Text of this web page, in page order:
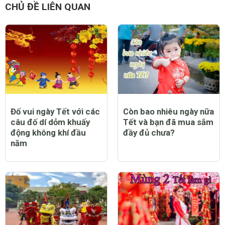
CHỦ ĐỀ LIÊN QUAN
Đố vui ngày Tết với các
câu đố dí dỏm khuấy
động không khí đầu
năm
Còn bao nhiêu ngày nữa
Tết và bạn đã mua sắm
đầy đủ chưa?